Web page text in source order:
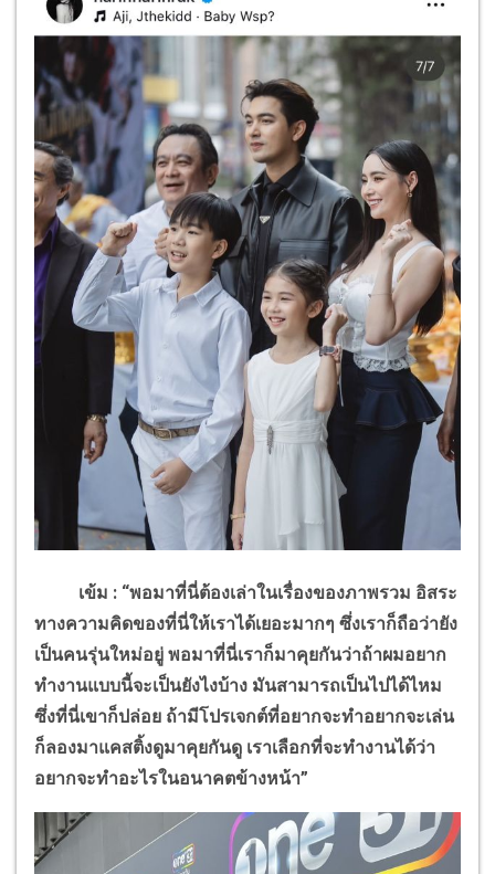
เข้ม : “พอมาที่นี่ต้องเล่าในเรื่องของภาพรวม อิสระ
ทางความคิดของที่นี่ให้เราได้เยอะมากๆ ซึ่งเราก็ถือว่ายัง
เป็นคนรุ่นใหม่อยู่ พอมาที่นี่เราก็มาคุยกันว่าถ้าผมอยาก
ทำงานแบบนี้จะเป็นยังไงบ้าง มันสามารถเป็นไปได้ไหม
ซึ่งที่นี่เขาก็ปล่อย ถ้ามีโปรเจกต์ที่อยากจะทำอยากจะเล่น
ก็ลองมาแคสติ้งดูมาคุยกันดู เราเลือกที่จะทำงานได้ว่า
อยากจะทำอะไรในอนาคตข้างหน้า”